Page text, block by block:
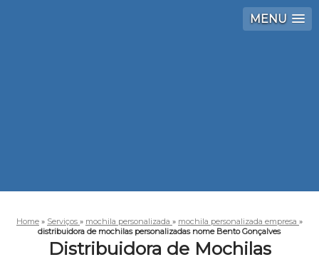
MENU
Home » Serviços » mochila personalizada » mochila personalizada empresa »
distribuidora de mochilas personalizadas nome Bento Gonçalves
Distribuidora de Mochilas